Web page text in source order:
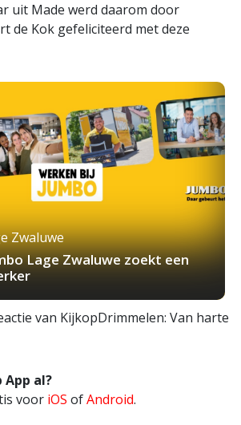
uit Made werd daarom door
de Kok gefeliciteerd met deze
Zwaluwe
Lage Zwaluwe zoekt een
van KijkopDrimmelen: Van harte
App al?
voor iOS ofAndroid.